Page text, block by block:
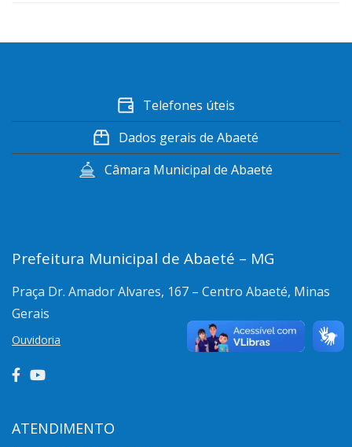
Telefones úteis
Dados gerais de Abaeté
Câmara Municipal de Abaeté
Prefeitura Municipal de Abaeté – MG
Praça Dr. Amador Alvares, 167 – Centro Abaeté, Minas
Gerais
Ouvidoria
ATENDIMENTO